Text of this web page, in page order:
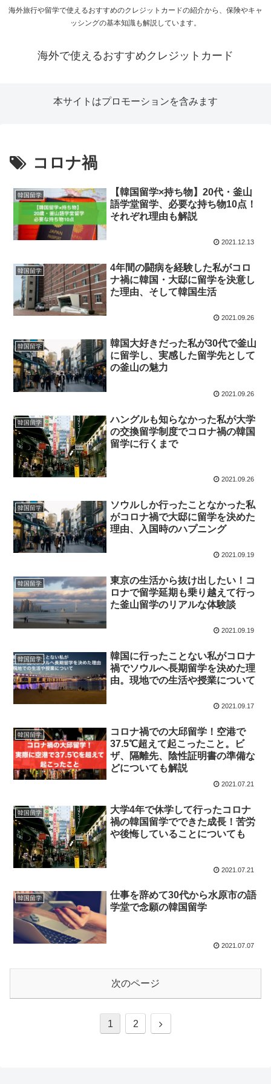
海外旅行や留学で使えるおすすめのクレジットカードの紹介から、保険やキャ
ッシングの基本知識も解説しています。
海外で使えるおすすめクレジットカード
本サイトはプロモーションを含みます
コロナ禍
韓国留学
【韓国留学×持ち物】20代・釜山
語学堂留学、必要な持ち物10点！
それぞれ理由も解説
2021.12.13
韓国留学
4年間の闘病を経験した私がコロ
ナ禍に韓国・大邸に留学を決意し
た理由、そして韓国生活
2021.09.26
韓国留学
韓国大好きだった私が30代で釜山
に留学し、実感した留学先として
の釜山の魅力
2021.09.26
韓国留学
ハングルも知らなかった私が大学
の交換留学制度でコロナ禍の韓国
留学に行くまで
2021.09.26
韓国留学
ソウルしか行ったことなかった私
がコロナ禍で大邸に留学を決めた
理由、入国時のハプニング
2021.09.19
韓国留学
東京の生活から抜け出したい！コ
ロナで留学延期も乗り越えて行っ
た釜山留学のリアルな体験談
2021.09.19
韓国留学
韓国に行ったことない私がコロナ
禍でソウルへ長期留学を決めた理
由。現地での生活や授業について
2021.09.17
韓国留学
コロナ禍での大邱留学！空港で
37.5℃超えて起こったこと。ビ
ザ、隔離先、陰性証明書の準備な
どについても解説
2021.07.21
韓国留学
大学4年で休学して行ったコロナ
禍の韓国留学でできた成長！苦労
や後悔していることについても
2021.07.21
韓国留学
仕事を辞めて30代から水原市の語
学堂で念願の韓国留学
2021.07.07
次のページ
1 2
次